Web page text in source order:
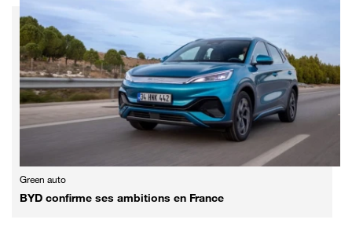
Green auto
BYD confirme ses ambitions en France